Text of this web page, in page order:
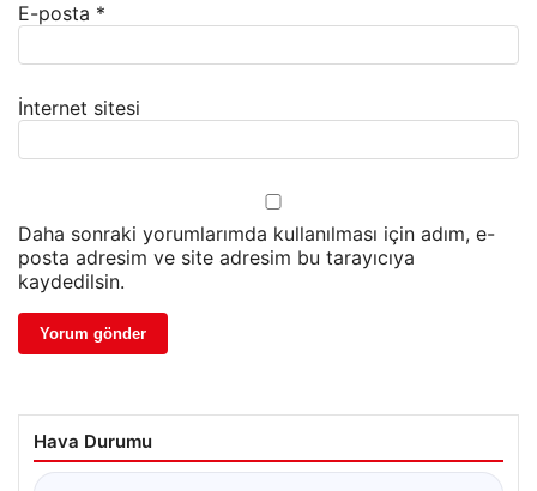
E-posta *
İnternet sitesi
Daha sonraki yorumlarımda kullanılması için adım, e-
posta adresim ve site adresim bu tarayıcıya
kaydedilsin.
Hava Durumu